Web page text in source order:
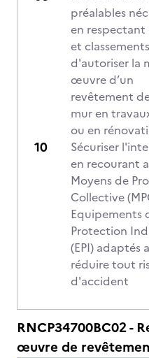
préalables
en respectant
et
d'autoriser la
œuvre d’un
revêtement
mur en
ou en
Sécuriser
en recourant
Moyens de
Collective
Equipements
Protection
(EPI) adaptés
réduire tout
d'accident
RNCP34700BC02 -
œuvre de